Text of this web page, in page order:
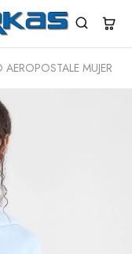
AEROPOSTALE MUJER